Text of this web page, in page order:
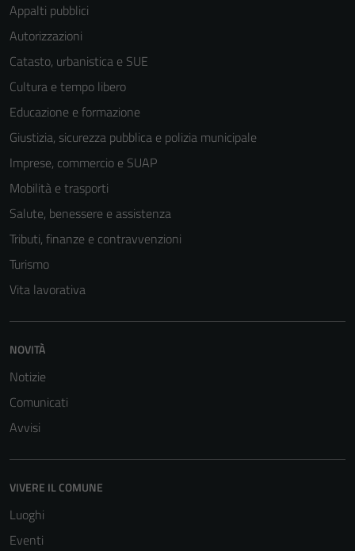
Appalti pubblici
Autorizzazioni
Catasto, urbanistica e SUE
Cultura e tempo libero
Educazione e formazione
Giustizia, sicurezza pubblica e polizia municipale
Imprese, commercio e SUAP
Mobilità e trasporti
Salute, benessere e assistenza
Tributi, finanze e contravvenzioni
Turismo
Vita lavorativa
NOVITÀ
Notizie
Comunicati
Avvisi
VIVERE IL COMUNE
Luoghi
Eventi